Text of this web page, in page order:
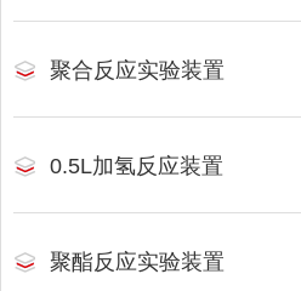
聚合反应实验装置
0.5L加氢反应装置
聚酯反应实验装置